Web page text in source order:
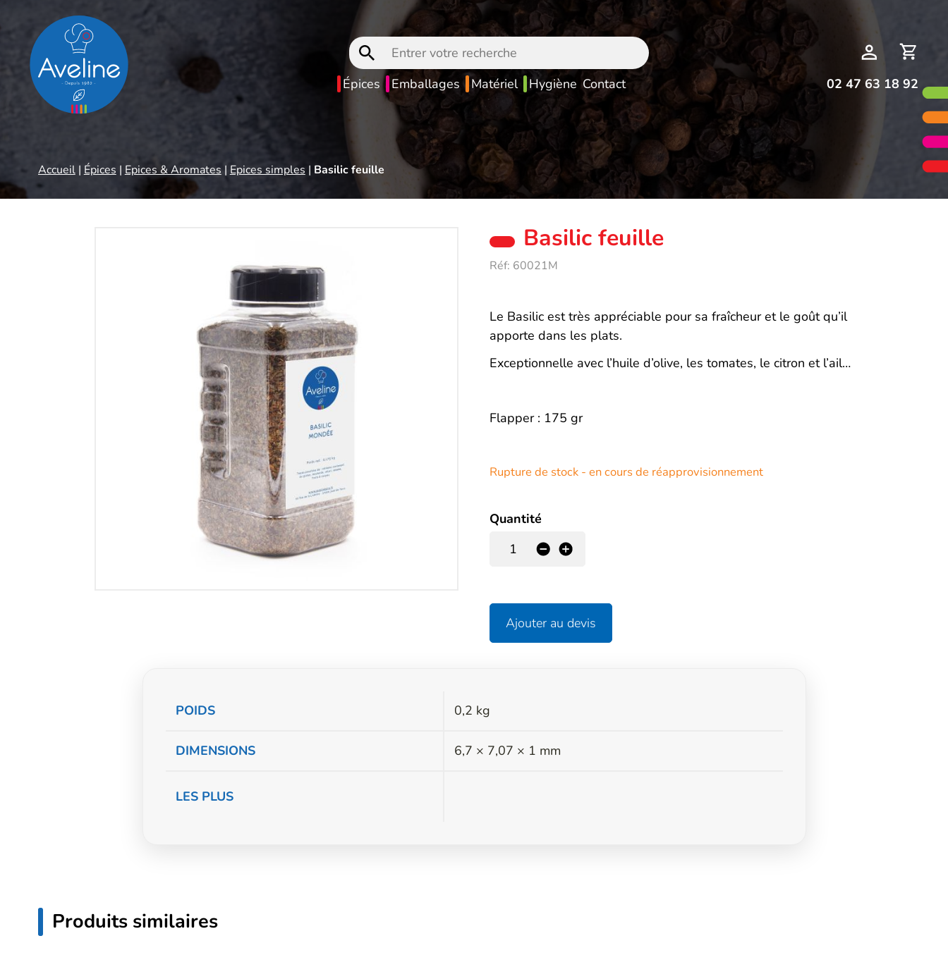
Entrer
votre
recherche
Mon
devis
Épices Emballages Matériel Hygiène Contact 02 47 63 18 92
Accueil| Épices | Epices & Aromates | Epices simples | Basilic feuille
Basilic feuille
Réf: 60021M
Description
Le Basilic est très appréciable pour sa fraîcheur et le goût qu’il
apporte dans les plats.
Exceptionnelle avec l’huile d’olive, les tomates, le citron et l’ail…
Flapper : 175 gr
Rupture de stock - en cours de réapprovisionnement
Quantité
+
-
Ajouter au devis
Informations
POIDS 0,2 kg
DIMENSIONS 6,7 × 7,07 × 1 mm
LES PLUS
Produits similaires
Panneau de gestion des cookies